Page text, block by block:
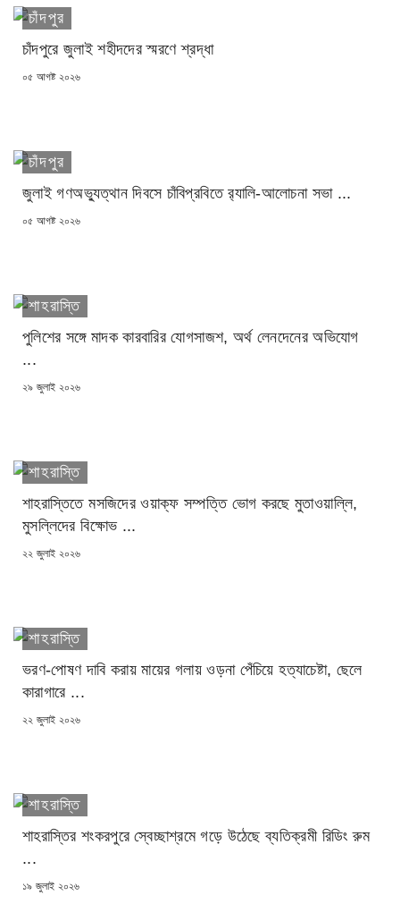
চাঁদপুর
চাঁদপুরে জুলাই শহীদদের স্মরণে শ্রদ্ধা
POSTED
০৫ আগষ্ট ২০২৬
চাঁদপুর
জুলাই গণঅভ্যুত্থান দিবসে চাঁবিপ্রবিতে র‍্যালি-আলোচনা সভা ...
POSTED
০৫ আগষ্ট ২০২৬
শাহরাস্তি
পুলিশের সঙ্গে মাদক কারবারির যোগসাজশ, অর্থ লেনদেনের অভিযোগ
...
POSTED
২৯ জুলাই ২০২৬
শাহরাস্তি
শাহরাস্তিতে মসজিদের ওয়াক্ফ সম্পত্তি ভোগ করছে মুতাওয়াল্লি,
মুসল্লিদের বিক্ষোভ ...
POSTED
২২ জুলাই ২০২৬
শাহরাস্তি
ভরণ-পোষণ দাবি করায় মায়ের গলায় ওড়না পেঁচিয়ে হত্যাচেষ্টা, ছেলে
কারাগারে ...
POSTED
২২ জুলাই ২০২৬
শাহরাস্তি
শাহরাস্তির শংকরপুরে স্বেচ্ছাশ্রমে গড়ে উঠেছে ব্যতিক্রমী রিডিং রুম
...
POSTED
১৯ জুলাই ২০২৬